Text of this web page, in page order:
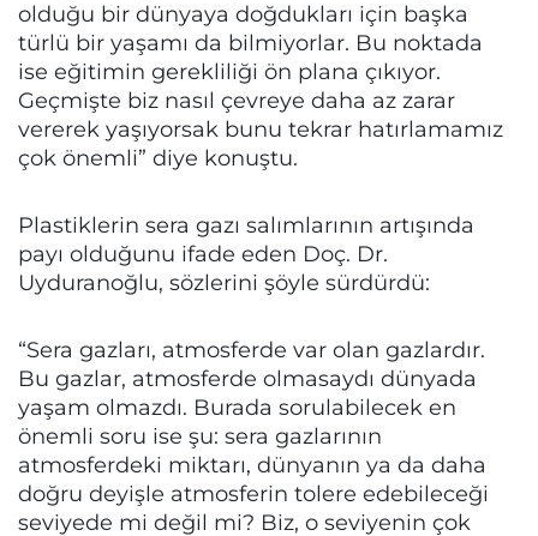
olduğu bir dünyaya doğdukları için başka
türlü bir yaşamı da bilmiyorlar. Bu noktada
ise eğitimin gerekliliği ön plana çıkıyor.
Geçmişte biz nasıl çevreye daha az zarar
vererek yaşıyorsak bunu tekrar hatırlamamız
çok önemli” diye konuştu.
Plastiklerin sera gazı salımlarının artışında
payı olduğunu ifade eden Doç. Dr.
Uyduranoğlu, sözlerini şöyle sürdürdü:
“Sera gazları, atmosferde var olan gazlardır.
Bu gazlar, atmosferde olmasaydı dünyada
yaşam olmazdı. Burada sorulabilecek en
önemli soru ise şu: sera gazlarının
atmosferdeki miktarı, dünyanın ya da daha
doğru deyişle atmosferin tolere edebileceği
seviyede mi değil mi? Biz, o seviyenin çok